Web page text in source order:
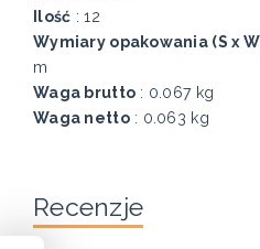
Ilość : 12
Wymiary opakowania (S x W
m
Waga brutto : 0.067 kg
Waga netto: 0.063 kg
Recenzje